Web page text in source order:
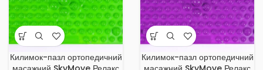
Килимок-пазл ортопедичний
Килимок-пазл ортопедичний